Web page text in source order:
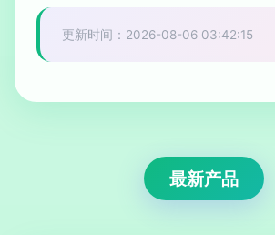
更新时间：2026-08-06 03:42:15
最新产品